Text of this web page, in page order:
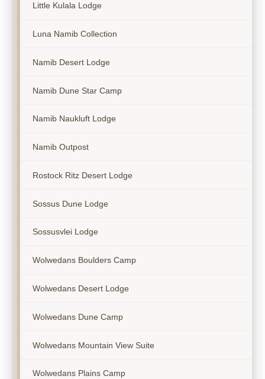
Little Kulala Lodge
Luna Namib Collection
Namib Desert Lodge
Namib Dune Star Camp
Namib Naukluft Lodge
Namib Outpost
Rostock Ritz Desert Lodge
Sossus Dune Lodge
Sossusvlei Lodge
Wolwedans Boulders Camp
Wolwedans Desert Lodge
Wolwedans Dune Camp
Wolwedans Mountain View Suite
Wolwedans Plains Camp